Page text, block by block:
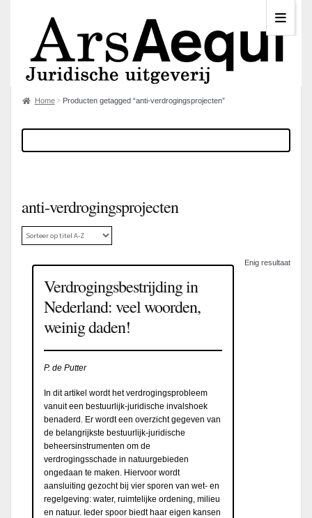
Home Producten getagged “anti-verdrogingsprojecten”
anti-verdrogingsprojecten
Enig resultaat
Verdrogingsbestrijding in
Nederland: veel woorden,
weinig daden!
P. de Putter
In dit artikel wordt het verdrogingsprobleem
vanuit een bestuurlijk-juridische invalshoek
benaderd. Er wordt een overzicht gegeven van
de belangrijkste bestuurlijk-juridische
beheersinstrumenten om de
verdrogingsschade in natuurgebieden
ongedaan te maken. Hiervoor wordt
aansluiting gezocht bij vier sporen van wet- en
regelgeving: water, ruimtelijke ordening, milieu
en natuur. Ieder spoor biedt haar eigen kansen